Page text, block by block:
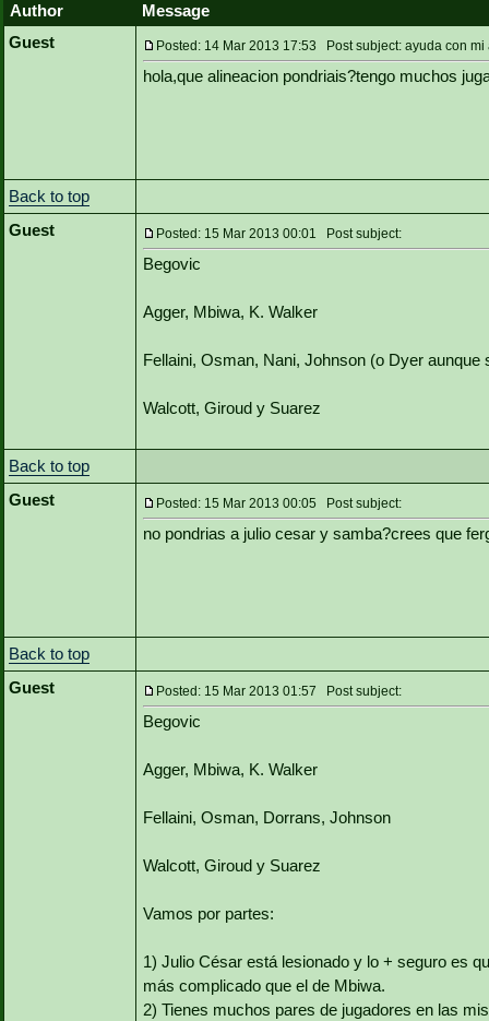
Author
Message
Guest
Posted: 14 Mar 2013 17:53 Post subject: ayuda con
hola,que alineacion pondriais?tengo muchos
Back to top
Guest
Posted: 15 Mar 2013 00:01 Post subject:
Begovic
Agger, Mbiwa, K. Walker
Fellaini, Osman, Nani, Johnson (o Dyer
Walcott, Giroud y Suarez
Back to top
Guest
Posted: 15 Mar 2013 00:05 Post subject:
no pondrias a julio cesar y samba?crees que
Back to top
Guest
Posted: 15 Mar 2013 01:57 Post subject:
Begovic
Agger, Mbiwa, K. Walker
Fellaini, Osman, Dorrans, Johnson
Walcott, Giroud y Suarez
Vamos por partes:
1) Julio César está lesionado y lo + seguro es
más complicado que el de Mbiwa.
2) Tienes muchos pares de jugadores en las